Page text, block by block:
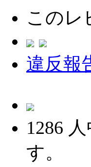
このレ
違反報
1286
す。